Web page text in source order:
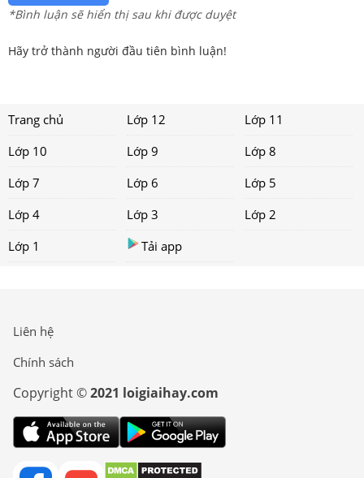
*Bình luận sẽ hiển thị sau khi được duyệt
Hãy trở thành người đầu tiên bình luận!
Trang chủ Lớp 12
Lớp 11
Lớp 10
Lớp 9
Lớp 8
Lớp 7
Lớp 6
Lớp 5
Lớp 4
Lớp 3
Lớp 2
Lớp 1
Tải app
Liên hệ
Chính sách
Copyright ©2021 loigiaihay.com